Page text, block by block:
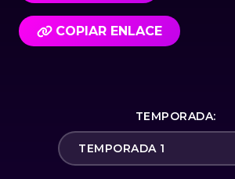
COPIAR ENLACE
TEMPORADA: